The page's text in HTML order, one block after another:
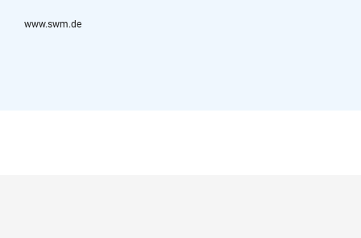
www.swm.de